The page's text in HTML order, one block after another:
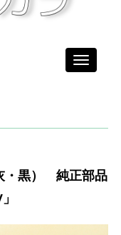
Toggle
・黒） 純正部品